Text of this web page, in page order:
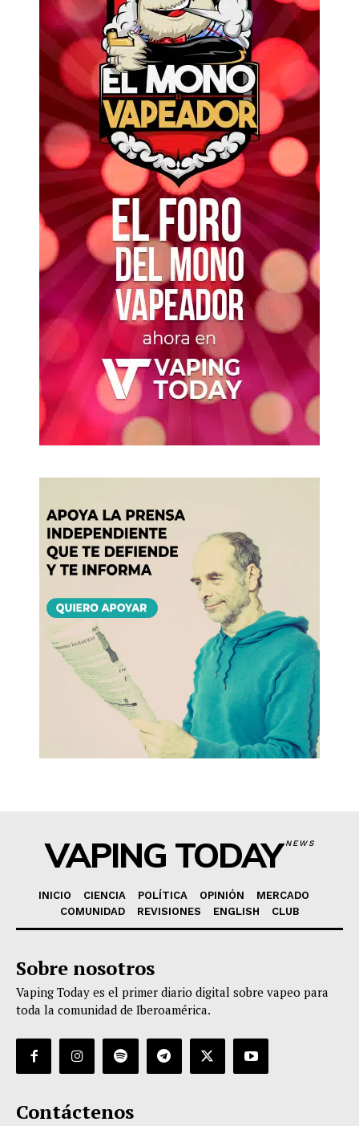
VAPING TODAYNEWS
INICIO CIENCIA POLÍTICA OPINIÓN
MERCADO
COMUNIDAD
REVISIONES ENGLISH CLUB
Sobre nosotros
Vaping Today es el primer diario digital sobre vapeo para
toda la comunidad de Iberoamérica.
Contáctenos